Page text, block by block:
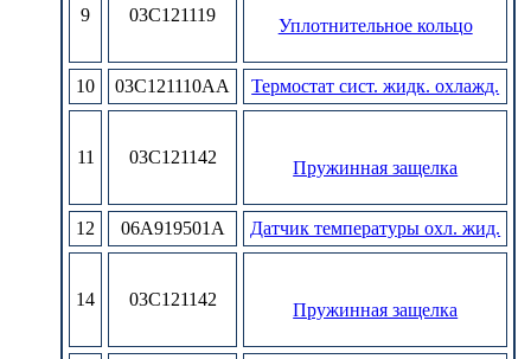
9 03C121119
Уплотнительное кольцо
10 03C121110AA Термостат сист. жидк. охлажд.
11 03C121142
Пружинная защелка
12 06A919501A Датчик температуры охл. жид.
14 03C121142
Пружинная защелка